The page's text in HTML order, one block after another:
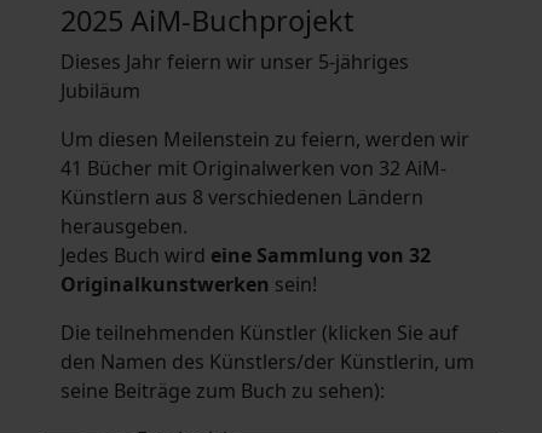
2025 AiM-Buchprojekt
Dieses Jahr feiern wir unser 5-jähriges
Jubiläum
Um diesen Meilenstein zu feiern, werden wir
41 Bücher mit Originalwerken von 32 AiM-
Künstlern aus 8 verschiedenen Ländern
herausgeben.
Jedes Buch wird eine Sammlung von 32
Originalkunstwerken sein!
Die teilnehmenden Künstler (klicken Sie auf
den Namen des Künstlers/der Künstlerin, um
seine Beiträge zum Buch zu sehen):